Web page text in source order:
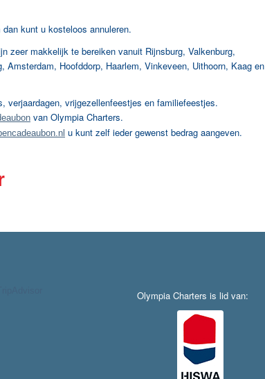
kunt u kosteloos annuleren.
zeer makkelijk te bereiken vanuit Rijnsburg, Valkenburg,
Amsterdam, Hoofddorp, Haarlem, Vinkeveen, Uithoorn, Kaag en
verjaardagen, vrijgezellenfeestjes en familiefeestjes.
van Olympia Charters.
u kunt zelf ieder gewenst bedrag aangeven.
Olympia Charters is lid van: